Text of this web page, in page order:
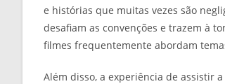
e histórias que muitas vezes são
desafiam as convenções e trazem à
filmes frequentemente abordam
Além disso, a experiência de assistir